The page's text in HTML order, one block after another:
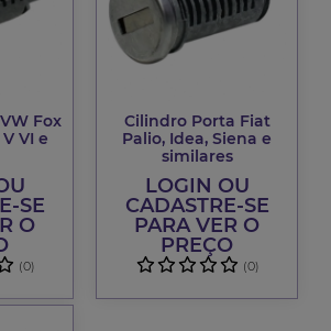
Fox
VI e
SE
O
(0)
Cilindro Porta Fiat
Palio, Idea, Siena e
similares
LOGIN OU
CADASTRE-SE
PARA VER O
PREÇO
(0)